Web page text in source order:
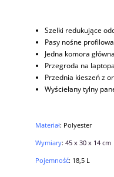
Szelki redukujące
Pasy nośne
Jedna komora główna
Przegroda na laptopa
Przednia kieszeń z
Wyściełany tylny
Materiał: Polyester
Wymiary: 45 x 30 x 14 cm
Pojemność: 18,5 L